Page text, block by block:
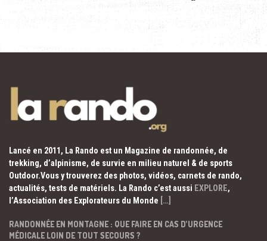
Lancé en 2011, La Rando est un Magazine de randonnée, de
trekking, d’alpinisme, de survie en milieu naturel & de sports
Outdoor.Vous y trouverez des photos, vidéos, carnets de rando,
actualités, tests de matériels. La Rando c’est aussi EXPLORE,
l’Association des Explorateurs du Monde […]
RANDONNÉE EN MONTAGNE : QUE FAIRE EN CAS D’URGENCE
MÉDICALE LOIN DE TOUT SECOURS ?